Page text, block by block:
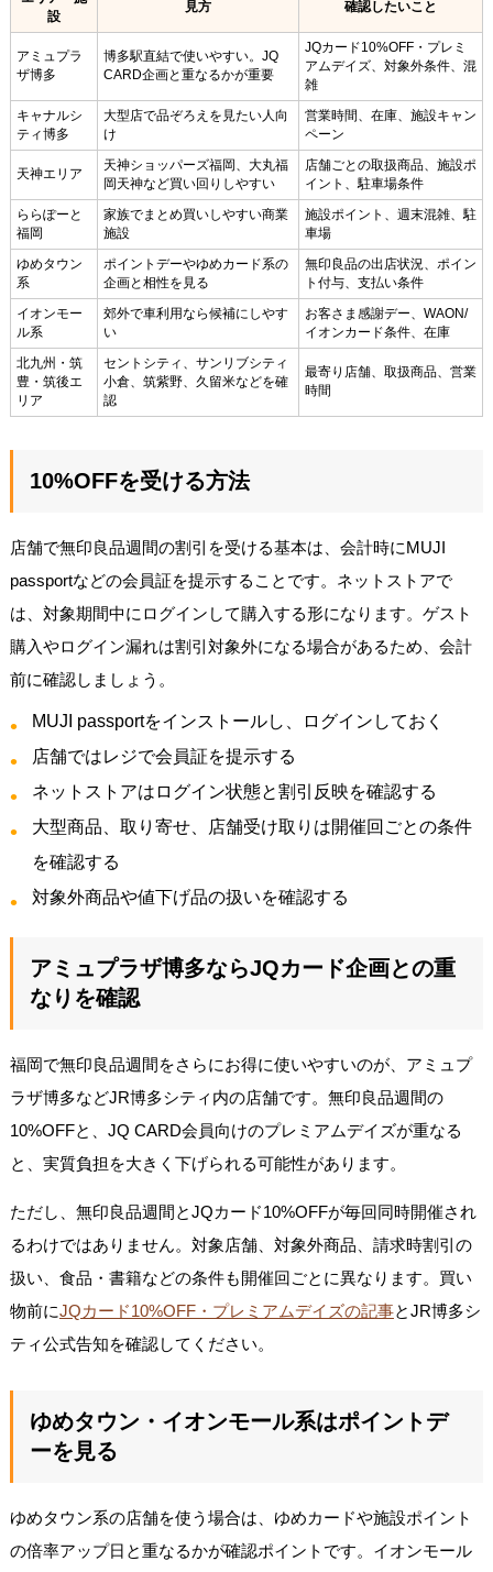
設
見方 確認したいこと
アミュプラ
ザ博多
博多駅直結で使いやすい。JQ
CARD企画と重なるかが重要
JQカード10%OFF・プレミ
アムデイズ、対象外条件、混
雑
キャナルシ
ティ博多
大型店で品ぞろえを見たい人向
け
営業時間、在庫、施設キャン
ペーン
天神エリア
天神ショッパーズ福岡、大丸福
岡天神など買い回りしやすい
店舗ごとの取扱商品、施設ポ
イント、駐車場条件
ららぽーと
福岡
家族でまとめ買いしやすい商業
施設
施設ポイント、週末混雑、駐
車場
ゆめタウン
系
ポイントデーやゆめカード系の
企画と相性を見る
無印良品の出店状況、ポイン
ト付与、支払い条件
イオンモー
ル系
郊外で車利用なら候補にしやす
い
お客さま感謝デー、WAON/
イオンカード条件、在庫
北九州・筑
豊・筑後エ
リア
セントシティ、サンリブシティ
小倉、筑紫野、久留米などを確
認
最寄り店舗、取扱商品、営業
時間
10%OFFを受ける方法
店舗で無印良品週間の割引を受ける基本は、会計時にMUJI
passportなどの会員証を提示することです。ネットストアで
は、対象期間中にログインして購入する形になります。ゲスト
購入やログイン漏れは割引対象外になる場合があるため、会計
前に確認しましょう。
MUJI passportをインストールし、ログインしておく
店舗ではレジで会員証を提示する
ネットストアはログイン状態と割引反映を確認する
大型商品、取り寄せ、店舗受け取りは開催回ごとの条件
を確認する
対象外商品や値下げ品の扱いを確認する
アミュプラザ博多ならJQカード企画との重
なりを確認
福岡で無印良品週間をさらにお得に使いやすいのが、アミュプ
ラザ博多などJR博多シティ内の店舗です。無印良品週間の
10%OFFと、JQ CARD会員向けのプレミアムデイズが重なる
と、実質負担を大きく下げられる可能性があります。
ただし、無印良品週間とJQカード10%OFFが毎回同時開催され
るわけではありません。対象店舗、対象外商品、請求時割引の
扱い、食品・書籍などの条件も開催回ごとに異なります。買い
物前にJQカード10%OFF・プレミアムデイズの記事とJR博多シ
ティ公式告知を確認してください。
ゆめタウン・イオンモール系はポイントデ
ーを見る
ゆめタウン系の店舗を使う場合は、ゆめカードや施設ポイント
の倍率アップ日と重なるかが確認ポイントです。イオンモール